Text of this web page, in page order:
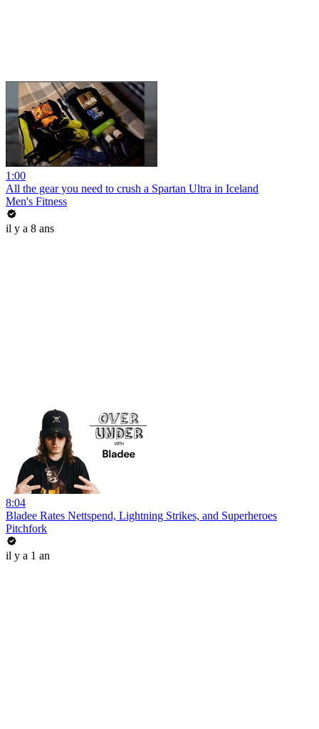
1:00
All the gear you need to crush a Spartan Ultra in Iceland
Men's Fitness
il y a 8 ans
8:04
Bladee Rates Nettspend, Lightning Strikes, and Superheroes
Pitchfork
il y a 1 an